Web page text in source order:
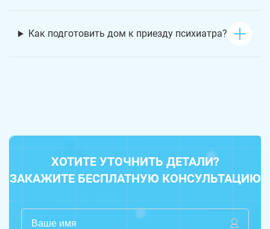
Как подготовить дом к приезду психиатра?
ХОТИТЕ УТОЧНИТЬ ДЕТАЛИ?
ЗАКАЖИТЕ БЕСПЛАТНУЮ КОНСУЛЬТАЦИЮ